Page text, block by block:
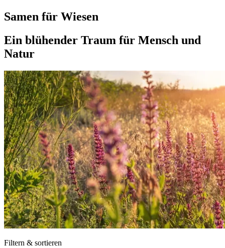
Samen für Wiesen
Ein blühender Traum für Mensch und
Natur
Filtern & sortieren